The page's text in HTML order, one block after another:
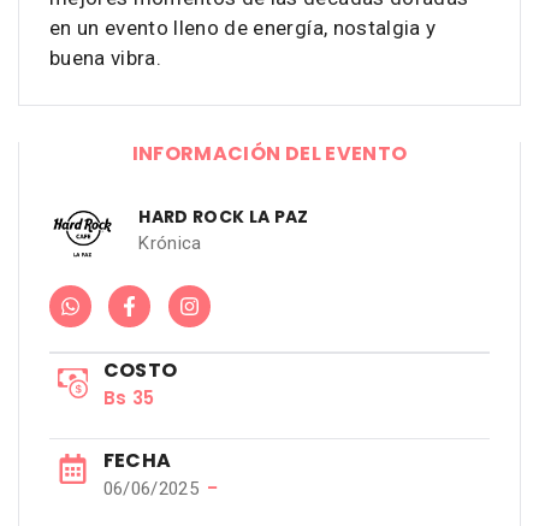
en un evento lleno de energía, nostalgia y
buena vibra.
INFORMACIÓN DEL EVENTO
HARD ROCK LA PAZ
Krónica
COSTO
Bs 35
FECHA
06/06/2025 −